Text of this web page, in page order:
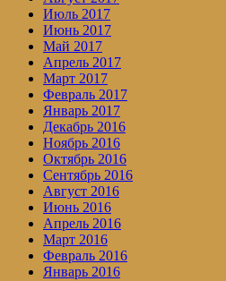
Июль 2017
Июнь 2017
Май 2017
Апрель 2017
Март 2017
Февраль 2017
Январь 2017
Декабрь 2016
Ноябрь 2016
Октябрь 2016
Сентябрь 2016
Август 2016
Июнь 2016
Апрель 2016
Март 2016
Февраль 2016
Январь 2016